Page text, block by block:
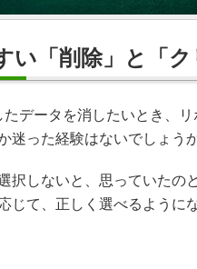
い「削除」と「
データを消したいとき、
迷った経験はないでしょう
択しないと、思っていたの
じて、正しく選べるように